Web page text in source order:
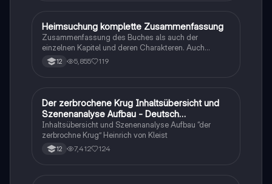
Deutsch
Heimsuchung komplette Zusammenfassung
Zusammenfassung des Buches als auch der
einzelnen Kapitel und deren Charakteren. Auch
tabellarisch. Im Unterricht ohne KI erstellt
12 5,855 119
Deutsch
Der zerbrochene Krug Inhaltsübersicht und
Szenenanalyse Aufbau - Deutsch
Q1/Q2/Abitur
Inhaltsübersicht und Szenenanalyse Aufbau “der
zerbrochne Krug” Heinrich von Kleist
12 7,412 124